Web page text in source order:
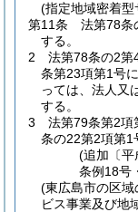
(指定地域密着
第11条
法第78条
する。
2
法第78条の2第
条第23項第1号
っては、法人又
する。
3
法第79条第2項
条の22第2項第1
(追加〔平
条例18号
(東広島市の区
ビス事業及び地